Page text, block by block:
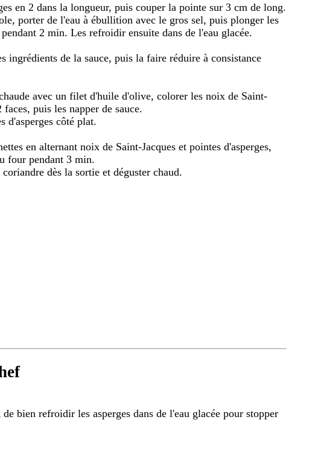
en 2 dans la longueur, puis couper la pointe sur 3 cm de long.
porter de l'eau à ébullition avec le gros sel, puis plonger les
pendant 2 min. Les refroidir ensuite dans de l'eau glacée.
ingrédients de la sauce, puis la faire réduire à consistance
avec un filet d'huile d'olive, colorer les noix de Saint-
faces, puis les napper de sauce.
d'asperges côté plat.
en alternant noix de Saint-Jacques et pointes d'asperges,
four pendant 3 min.
dès la sortie et déguster chaud.
bien refroidir les asperges dans de l'eau glacée pour stopper